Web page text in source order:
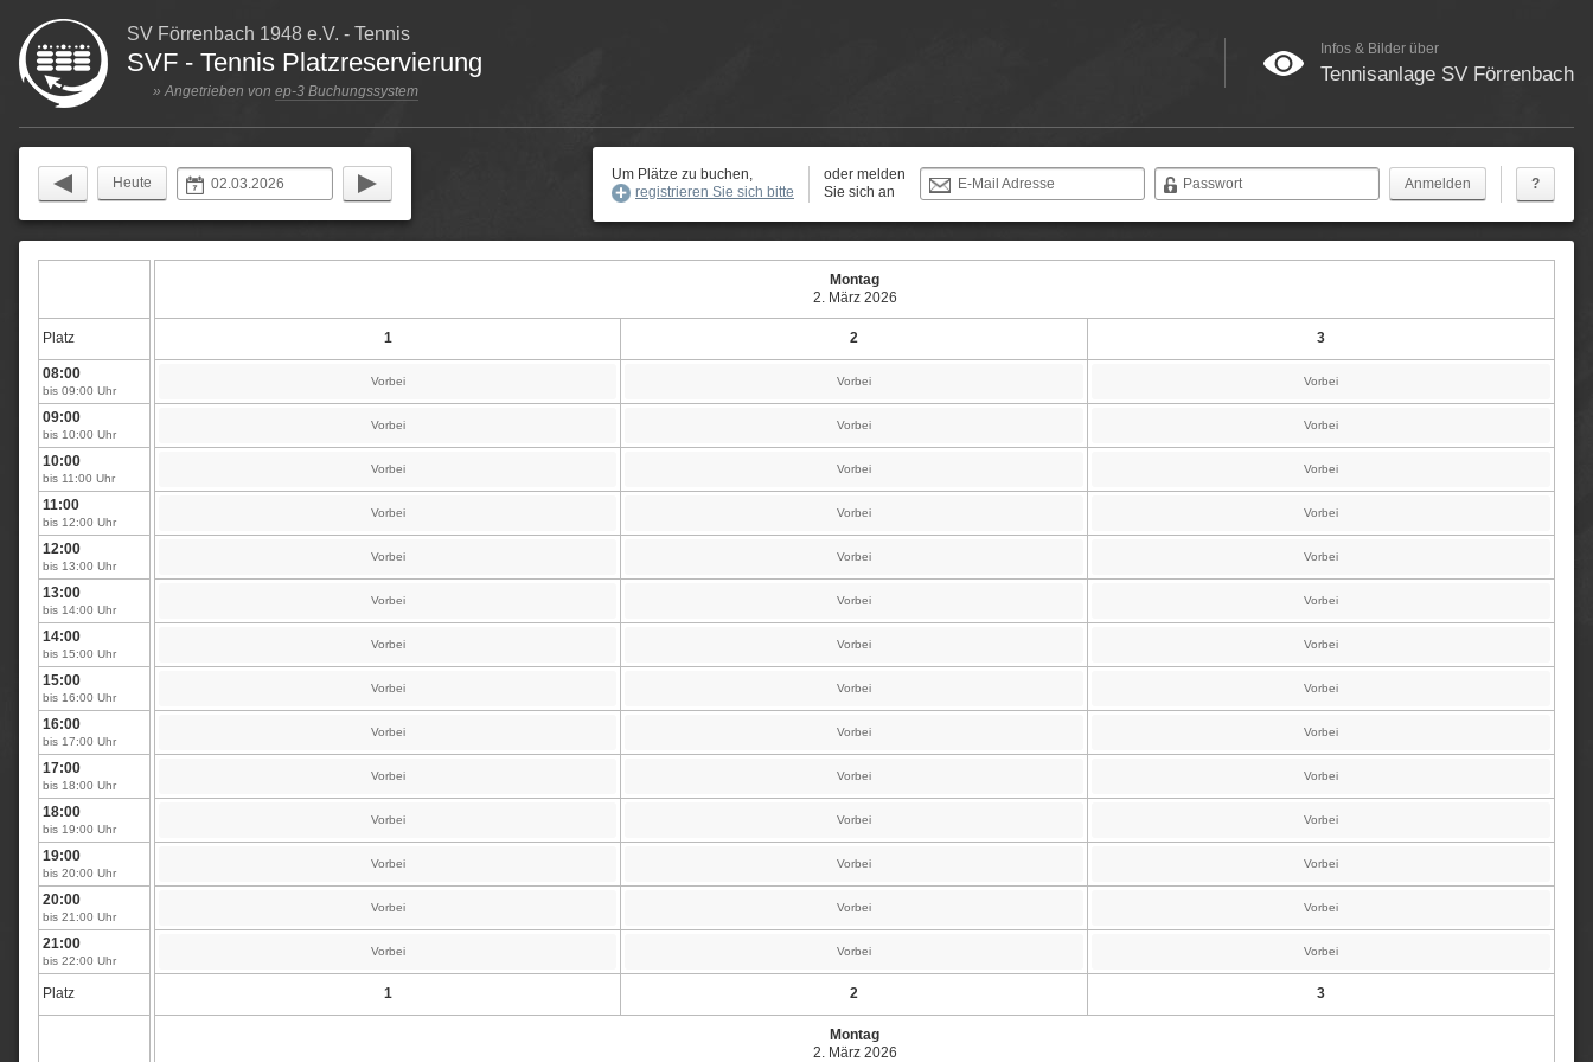
SV Förrenbach 1948 e.V. - Tennis
SVF - Tennis Platzreservierung
» Angetrieben von ep-3 Buchungssystem
Infos & Bilder über
Tennisanlage SV Förrenbach
Heute
Um Plätze zu buchen,
registrieren Sie sich bitte
oder melden
Sie sich an
E-Mail Adresse Passwort ?
Platz
08:00
bis 09:00 Uhr
09:00
bis 10:00 Uhr
10:00
bis 11:00 Uhr
11:00
bis 12:00 Uhr
12:00
bis 13:00 Uhr
13:00
bis 14:00 Uhr
14:00
bis 15:00 Uhr
15:00
bis 16:00 Uhr
16:00
bis 17:00 Uhr
17:00
bis 18:00 Uhr
18:00
bis 19:00 Uhr
19:00
bis 20:00 Uhr
20:00
bis 21:00 Uhr
21:00
bis 22:00 Uhr
Platz
Montag
2. März 2026
1 2 3
Vorbei Vorbei Vorbei
Vorbei Vorbei Vorbei
Vorbei Vorbei Vorbei
Vorbei Vorbei Vorbei
Vorbei Vorbei Vorbei
Vorbei Vorbei Vorbei
Vorbei Vorbei Vorbei
Vorbei Vorbei Vorbei
Vorbei Vorbei Vorbei
Vorbei Vorbei Vorbei
Vorbei Vorbei Vorbei
Vorbei Vorbei Vorbei
Vorbei Vorbei Vorbei
Vorbei Vorbei Vorbei
1 2 3
Montag
2. März 2026